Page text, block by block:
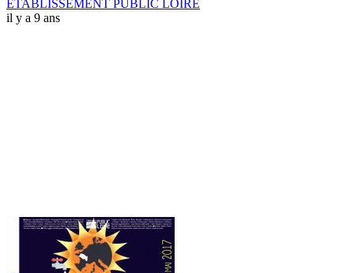
ETABLISSEMENT PUBLIC LOIRE
il y a 9 ans